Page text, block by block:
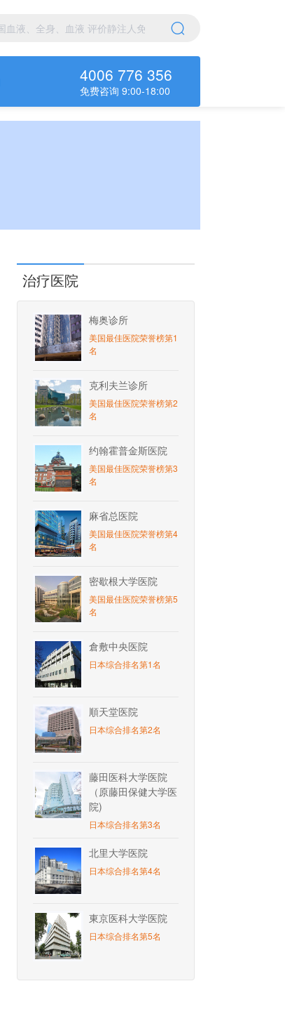
4006 776 356
免费咨询 9:00-18:00
治疗医院
梅奥诊所
美国最佳医院荣誉榜第1
名
克利夫兰诊所
美国最佳医院荣誉榜第2
名
约翰霍普金斯医院
美国最佳医院荣誉榜第3
名
麻省总医院
美国最佳医院荣誉榜第4
名
密歇根大学医院
美国最佳医院荣誉榜第5
名
倉敷中央医院
日本综合排名第1名
順天堂医院
日本综合排名第2名
藤田医科大学医院
（原藤田保健大学医
院)
日本综合排名第3名
北里大学医院
日本综合排名第4名
東京医科大学医院
日本综合排名第5名